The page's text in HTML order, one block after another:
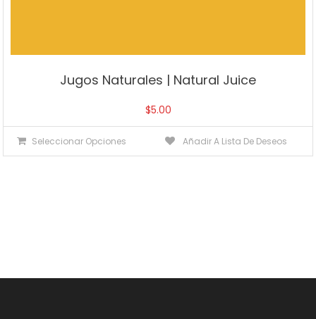
Jugos Naturales | Natural Juice
$5.00
Seleccionar Opciones Añadir A Lista De Deseos